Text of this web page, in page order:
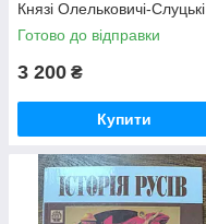
Князі Олельковичі-Слуцькі
Готово до відправки
3 200 ₴
Купити